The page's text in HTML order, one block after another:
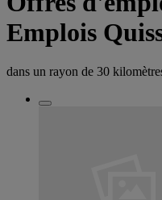
Emplois
dans un rayon de 30